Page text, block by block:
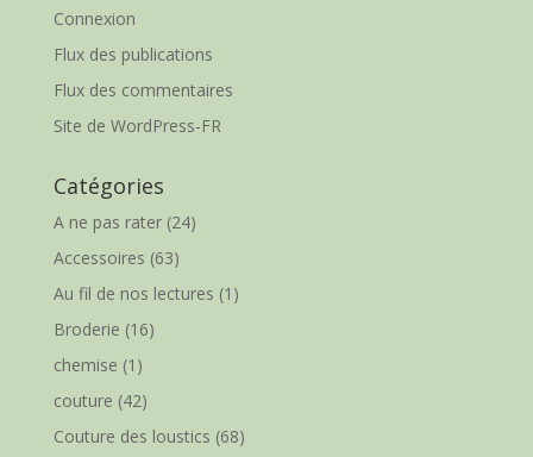
Connexion
Flux des publications
Flux des commentaires
Site de WordPress-FR
Catégories
A ne pas rater(24)
Accessoires (63)
Au fil de nos lectures (1)
Broderie (16)
chemise (1)
couture (42)
Couture des loustics (68)